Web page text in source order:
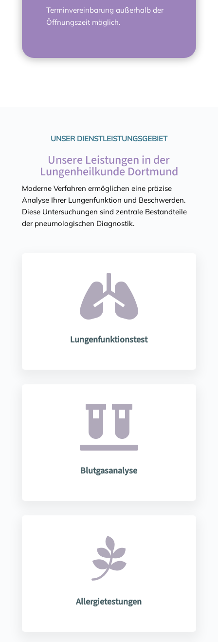
Terminvereinbarung außerhalb der
Öffnungszeit möglich.
UNSER DIENSTLEISTUNGSGEBIET
Unsere Leistungen in der
Lungenheilkunde Dortmund
Moderne Verfahren ermöglichen eine präzise
Analyse Ihrer Lungenfunktion und Beschwerden.
Diese Untersuchungen sind zentrale Bestandteile
der pneumologischen Diagnostik.

Lungenfunktionstest

Blutgasanalyse

Allergietestungen